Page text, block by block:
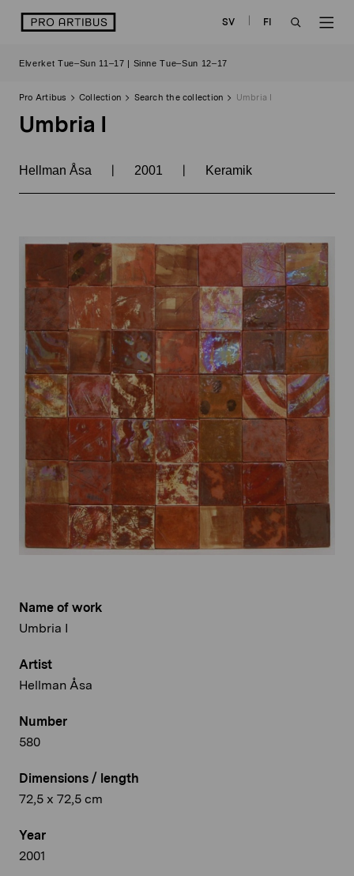
logo SV
FI
Elverket Tue–Sun 11–17 | Sinne Tue–Sun 12–17
Pro Artibus Collection Search the collection Umbria I
Umbria I
Hellman Åsa | 2001 | Keramik
Name of work
Umbria I
Artist
Hellman Åsa
Number
580
Dimensions / length
72,5 x 72,5 cm
Year
2001